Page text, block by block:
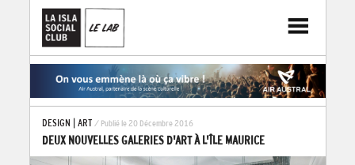
DESIGN ART / Publié le 20 Décembre 2016
DEUX NOUVELLES GALERIES D'ART À L'ÎLE MAURICE